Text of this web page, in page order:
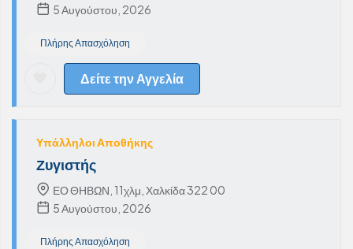
5 Αυγούστου, 2026
Πλήρης Απασχόληση
Δείτε την Αγγελία
Υπάλληλοι Αποθήκης
Ζυγιστής
ΕΟ ΘΗΒΩΝ, 11χλμ, Χαλκίδα 322 00
5 Αυγούστου, 2026
Πλήρης Απασχόληση